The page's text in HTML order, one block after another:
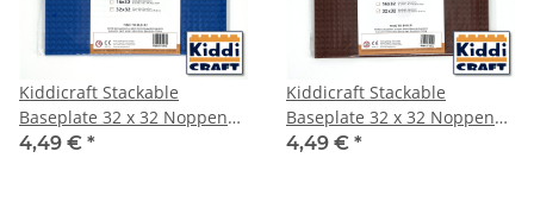
Kiddicraft Stackable
Baseplate 32 x 32 Noppen
(25,5 x 25,5cm) Blau
4,49 € *
Kiddicraft Stackable
Baseplate 32 x 32 Noppen
(25,5 x 25,5cm) Braun
4,49 € *